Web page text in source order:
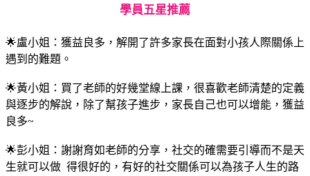
學員五星推薦
🌟盧小姐：獲益良多，解開了許多家長在面對小孩人際關係上
遇到的難題。
🌟黃小姐：買了老師的好幾堂線上課，很喜歡老師清楚的定義
與逐步的解說，除了幫孩子進步，家長自己也可以增能，獲益
良多~
🌟彭小姐：謝謝育如老師的分享，社交的確需要引導而不是天
生就可以做 得很好的，有好的社交關係可以為孩子人生的路